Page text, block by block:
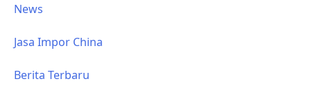
News
Jasa Impor China
Berita Terbaru